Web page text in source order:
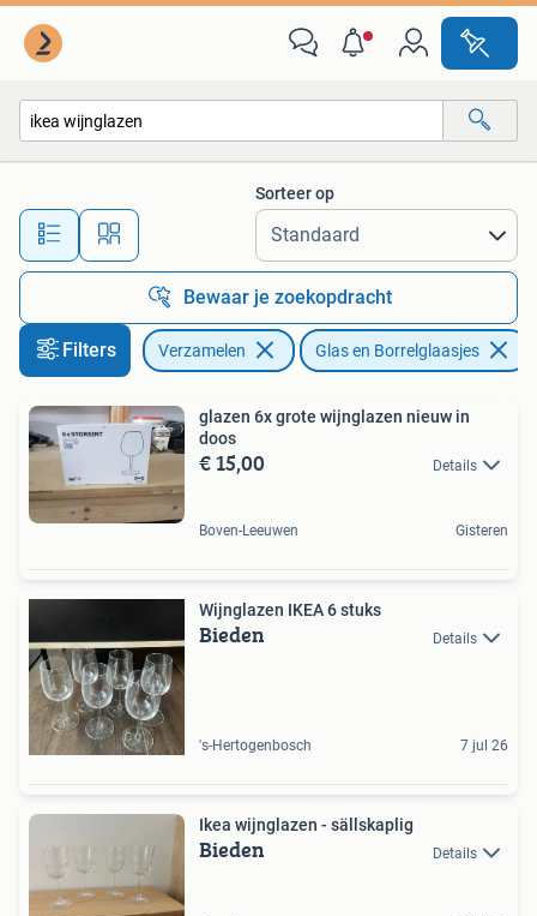
Alle afstanden…
Sorteer op
Bewaar je zoekopdracht
Filters Verzamelen Glas en Borrelglaasjes
glazen 6x grote wijnglazen nieuw in
doos
€ 15,00 Details
Boven-Leeuwen Gisteren
Wijnglazen IKEA 6 stuks
Bieden Details
's-Hertogenbosch 7 jul 26
Ikea wijnglazen - sällskaplig
Bieden Details